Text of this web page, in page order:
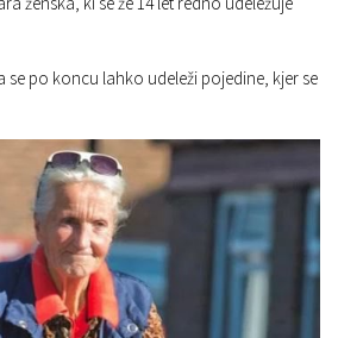
se po koncu lahko udeleži pojedine, kjer se